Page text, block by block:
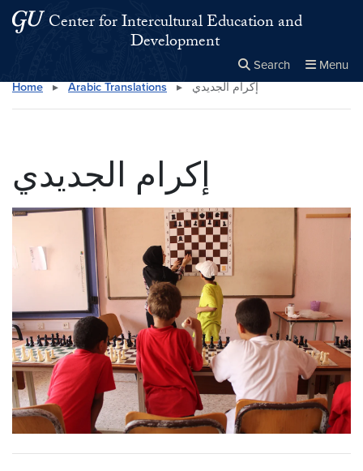
Skip to main content
Skip to main site menu
Center for Intercultural Education and
Development
Search Menu
Search this site Close
×
Home ▸ Arabic Translations ▸ إكرام الجديدي
إكرام الجديدي